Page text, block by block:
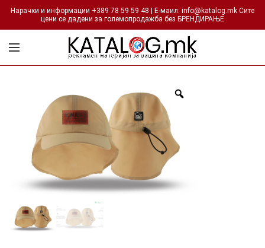
Нарачки и информации +389 78 59 59 48 | Е-маил: info@katalog.mk Сите
цени се дадени за големопродажба без БРЕНДИРАЊЕ